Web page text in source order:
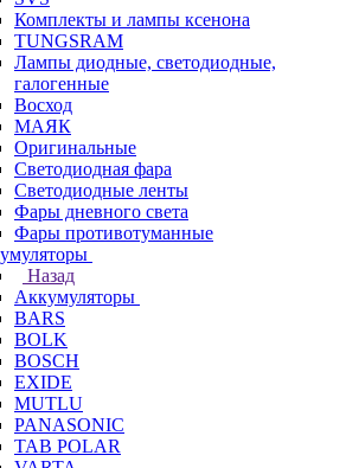
Комплекты и лампы ксенона
TUNGSRAM
Лампы диодные, светодиодные,
галогенные
Восход
МАЯК
Оригинальные
Светодиодная фара
Светодиодные ленты
Фары дневного света
Фары противотуманные
Назад
Аккумуляторы
BARS
BOLK
BOSCH
EXIDE
MUTLU
PANASONIC
TAB POLAR